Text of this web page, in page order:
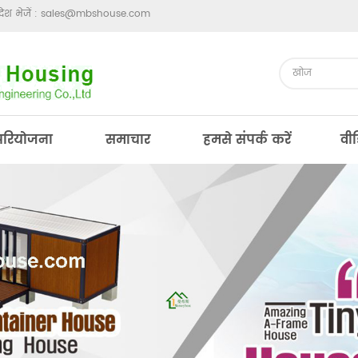
भेजें : sales@mbshouse.com
समाचार हमसे संपर्क करें